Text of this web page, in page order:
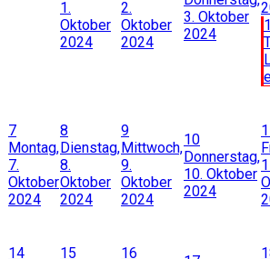
1.
Oktober
2024
2.
Oktober
2024
3. Oktober
2024
7
Montag,
7.
Oktober
2024
8
Dienstag,
8.
Oktober
2024
9
Mittwoch,
9.
Oktober
2024
10
Donnerstag,
10. Oktober
2024
14
15
16